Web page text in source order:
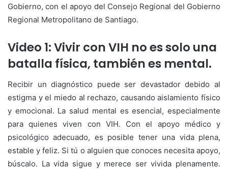
Gobierno, con el apoyo del Consejo Regional del Gobierno
Regional Metropolitano de Santiago.
Video 1: Vivir con VIH no es solo una
batalla física, también es mental.
Recibir un diagnóstico puede ser devastador debido al
estigma y el miedo al rechazo, causando aislamiento físico
y emocional. La salud mental es esencial, especialmente
para quienes viven con VIH. Con el apoyo médico y
psicológico adecuado, es posible tener una vida plena,
estable y feliz. Si tú o alguien que conoces necesita apoyo,
búscalo. La vida sigue y merece ser vivida plenamente.